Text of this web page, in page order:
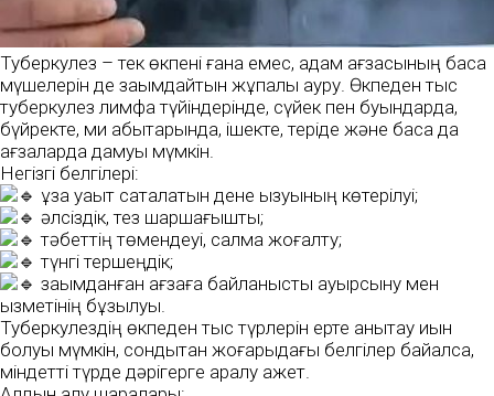
Туберкулез – тек өкпені ғана емес, адам ағзасының басқа
мүшелерін де зақымдайтын жұқпалы ауру. Өкпеден тыс
туберкулез лимфа түйіндерінде, сүйек пен буындарда,
бүйректе, ми қабықтарында, ішекте, теріде және басқа да
ағзаларда дамуы мүмкін.
Негізгі белгілері:
ұзақ уақыт сақталатын дене қызуының көтерілуі;
әлсіздік, тез шаршағыштық;
тәбеттің төмендеуі, салмақ жоғалту;
түнгі тершеңдік;
зақымданған ағзаға байланысты ауырсыну мен
қызметінің бұзылуы.
Туберкулездің өкпеден тыс түрлерін ерте анықтау қиын
болуы мүмкін, сондықтан жоғарыдағы белгілер байқалса,
міндетті түрде дәрігерге қаралу қажет.